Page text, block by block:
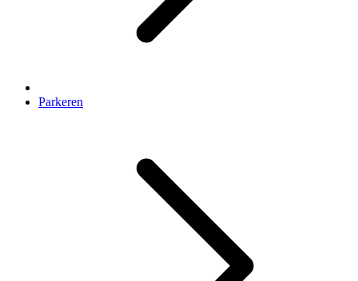
Parkeren